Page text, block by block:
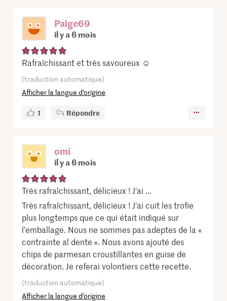
Paige69
il y a 6 mois
Rafraîchissant et très savoureux ☺️
(traduction automatique)
Afficher la langue d’origine
1 Répondre
omi
il y a 6 mois
Très rafraîchissant, délicieux ! J'ai ...
Très rafraîchissant, délicieux ! J'ai cuit les trofie
plus longtemps que ce qui était indiqué sur
l'emballage. Nous ne sommes pas adeptes de la «
contrainte al dente ». Nous avons ajouté des
chips de parmesan croustillantes en guise de
décoration. Je referai volontiers cette recette.
(traduction automatique)
Afficher la langue d’origine